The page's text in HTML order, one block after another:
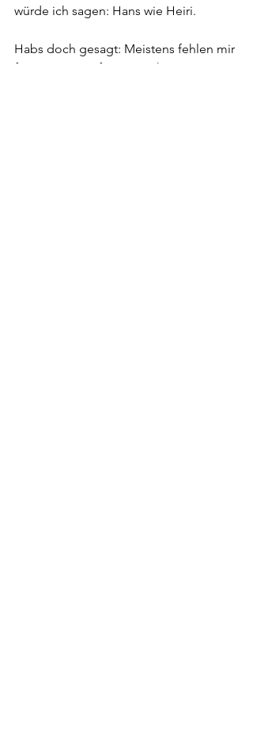
würde ich sagen: Hans wie Heiri.
Habs doch gesagt: Meistens fehlen mir
für eine vernünftige Einschätzung